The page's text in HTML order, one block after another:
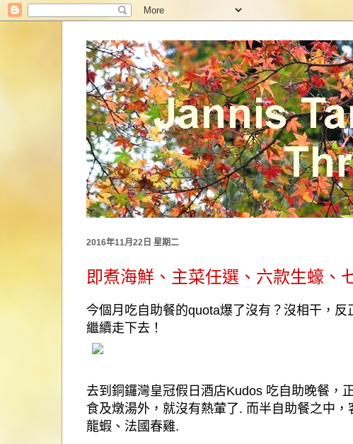
2016年11月22日 星期二
即煮海鮮、主菜任選、六款生蠔、
今個月吃自助餐的quota爆了沒有？沒相干，反
繼續走下去！
去到 銅鑼灣皇冠假日酒店Kudos 吃自助晚餐，
食及燉湯外，就沒有熱葷了. 而半自助餐之中，
龍蝦、法國春雞.